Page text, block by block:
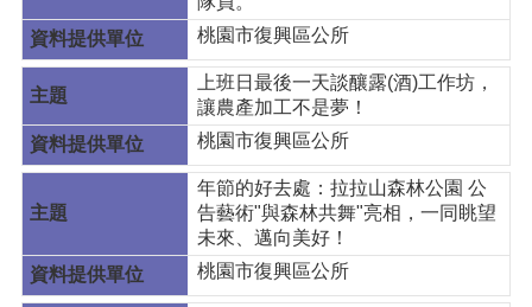
桃園市復興區公所
上班日最後一天談釀露(酒)工作坊，
讓農產加工不是夢！
桃園市復興區公所
年節的好去處：拉拉山森林公園 公
告藝術"與森林共舞"亮相，一同眺望
未來、邁向美好！
桃園市復興區公所